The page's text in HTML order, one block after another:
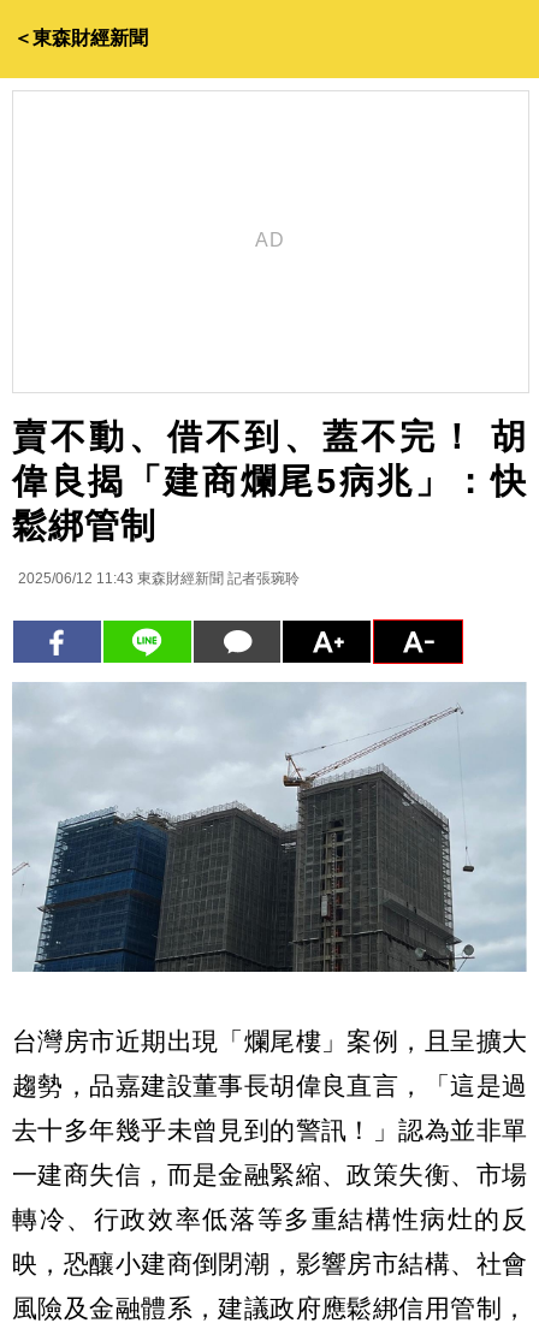
＜東森財經新聞
賣不動、借不到、蓋不完！ 胡
偉良揭「建商爛尾5病兆」：快
鬆綁管制
2025/06/12 11:43 東森財經新聞 記者張琬聆
台灣房市近期出現「爛尾樓」案例，且呈擴大
趨勢，品嘉建設董事長胡偉良直言，「這是過
去十多年幾乎未曾見到的警訊！」認為並非單
一建商失信，而是金融緊縮、政策失衡、市場
轉冷、行政效率低落等多重結構性病灶的反
映，恐釀小建商倒閉潮，影響房市結構、社會
風險及金融體系，建議政府應鬆綁信用管制，